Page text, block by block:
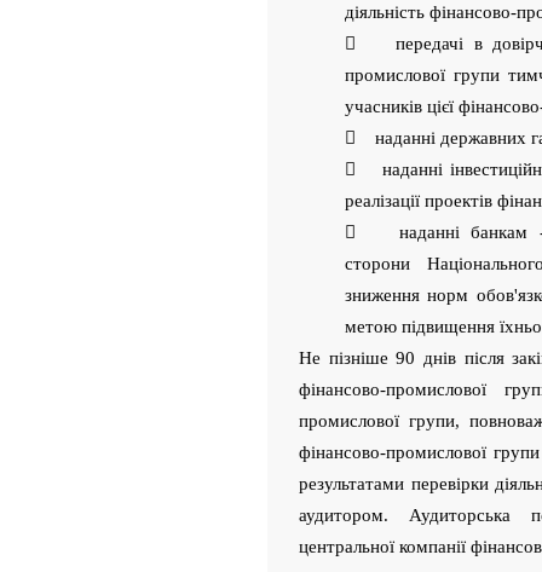
діяльність фінансово-
 передачі в довірче
промислової групи
учасників цієї
 наданні державних
 наданні
реалізації проектів
 наданні банкам -
сторони
зниження норм
метою підвищення
Не пізніше 90 днів після
фінансово-промислової
промислової групи,
фінансово-промислової групи
результатами перевірки
аудитором. Аудиторська
центральної компанії